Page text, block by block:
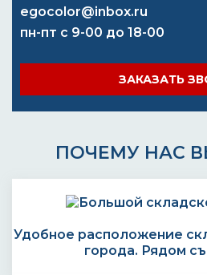
egocolor@inbox.ru
пн-пт с 9-00 до 18-00
ЗАКАЗАТЬ
ПОЧЕМУ НАС
Удобное расположение
города. Рядом